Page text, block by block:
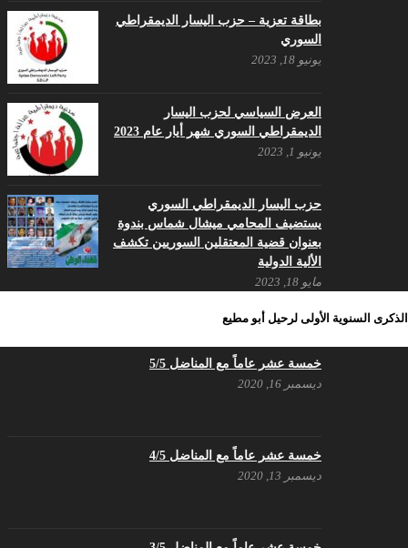
اليسار السوري الوطني وصحيفته الرافد هي الحصن الأخير
مايو 8, 2022
والمنطقة
أبريل 25, 2022
في ذكرى تأسيس حزب اليسار الديمقراطي السوري
بطاقة تعزية – حزب اليسار الديمقراطي
السوري
يونيو 18, 2023
العرض السياسي لحزب اليسار
الديمقراطي السوري شهر أيار عام 2023
يونيو 1, 2023
حزب اليسار الديمقراطي السوري
يستضيف المحامي ميشال شماس بندوة
بعنوان قضية المعتقلين السوريين تكشف
الألية الدولية
مايو 18, 2023
بيـــــــــــان الشَرعية الَتي سَقَطَت بِدِماءِ
حزب اليسار الديمقراطي السوري
مايو 3, 2023
مايو 3, 2023
الذكرى السنوية الأولى لرحيل أبو مطيع
خمسة عشر عاماً مع المناضل 5/5
ديسمبر 16, 2020
خمسة عشر عاماً مع المناضل 4/5
ديسمبر 13, 2020